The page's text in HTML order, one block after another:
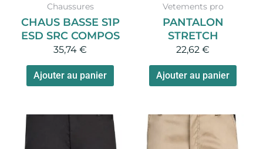
Chaussures
CHAUS BASSE S1P
ESD SRC COMPOS
35,74 €
Ajouter au panier
choisies
sur
du
Vetements pro
PANTALON
STRETCH
22,62 €
Ajouter au panier